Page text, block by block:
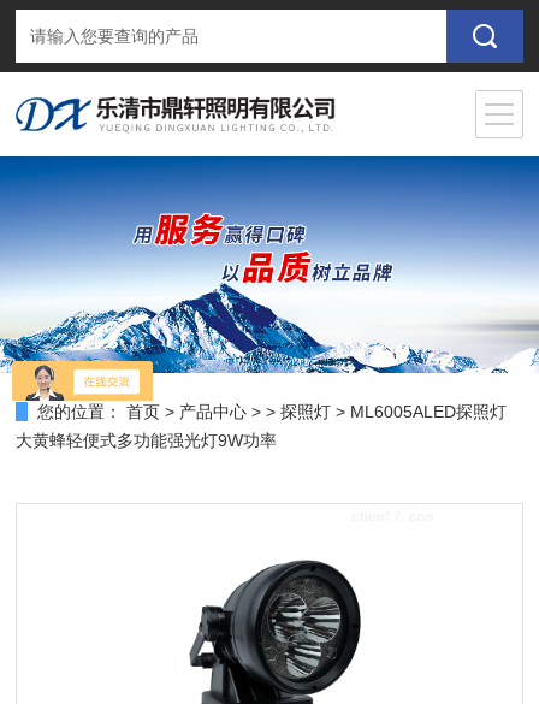
您的位置： 首页 > 产品中心 > >探照灯 > ML6005ALED探照灯
大黄蜂轻便式多功能强光灯9W功率